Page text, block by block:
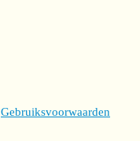
Gebruiksvoorwaarden